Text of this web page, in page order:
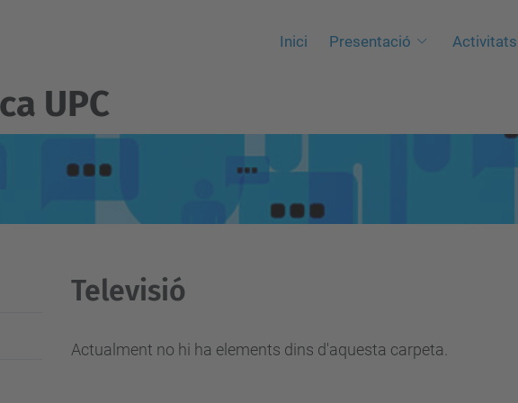
Inici Presentació Activitats
UPC
Televisió
Actualment no hi ha elements dins d'aquesta carpeta.